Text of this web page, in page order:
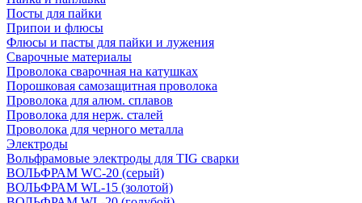
Посты для пайки
Припои и флюсы
Флюсы и пасты для пайки и лужения
Сварочные материалы
Проволока сварочная на катушках
Порошковая самозащитная проволока
Проволока для алюм. сплавов
Проволока для нерж. сталей
Проволока для черного металла
Электроды
Вольфрамовые электроды для TIG сварки
ВОЛЬФРАМ WC-20 (серый)
ВОЛЬФРАМ WL-15 (золотой)